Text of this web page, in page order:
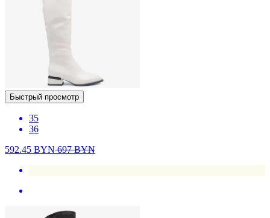
Быстрый просмотр
35
36
592.45 BYN697BYN